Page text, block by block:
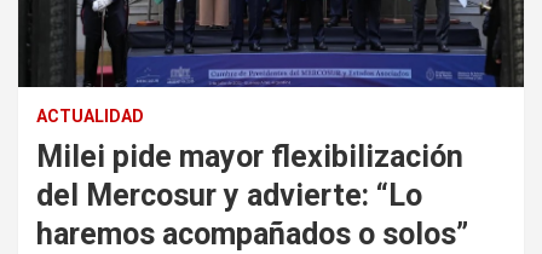
ACTUALIDAD
Milei pide mayor flexibilización
del Mercosur y advierte: “Lo
haremos acompañados o solos”